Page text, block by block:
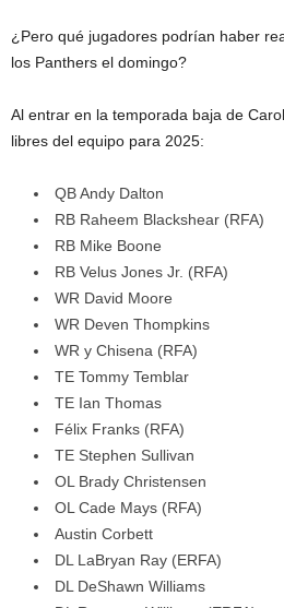
¿Pero qué jugadores podrían haber
los Panthers el domingo?
Al entrar en la temporada baja de
libres del equipo para 2025:
QB Andy Dalton
RB Raheem Blackshear (RFA)
RB Mike Boone
RB Velus Jones Jr. (RFA)
WR David Moore
WR Deven Thompkins
WR y Chisena (RFA)
TE Tommy Temblar
TE Ian Thomas
Félix Franks (RFA)
TE Stephen Sullivan
OL Brady Christensen
OL Cade Mays (RFA)
Austin Corbett
DL LaBryan Ray (ERFA)
DL DeShawn Williams